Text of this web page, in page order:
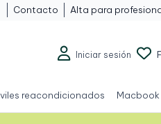
Contacto Alta para
Iniciar sesión
reacondicionados Macbook